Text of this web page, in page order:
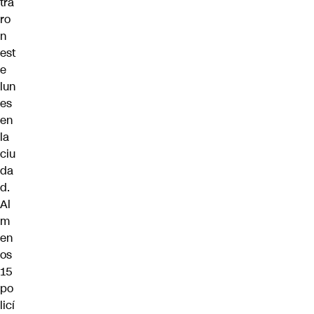
ro
n
est
e
lun
es
en
la
ciu
da
d.
Al
m
en
os
15
po
licí